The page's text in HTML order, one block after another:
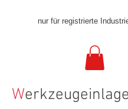
nur für registrierte
W